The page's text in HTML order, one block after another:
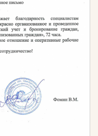
отвечает за подбор
Он должен знать
биологические
к условиям
друг с другом.
радуют глаз и не
того, специалист
подпорных стен,
водоемов и других